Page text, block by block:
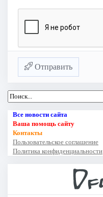
Отправить
Все новости сайта
Ваша помощь сайту
Контакты
Пользовательское соглашение
Политика конфиденциальности